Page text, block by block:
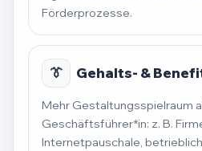
Förderprozesse.
👔 Gehalts- &
Mehr Gestaltungsspielraum
Geschäftsführer*in: z. B.
Internetpauschale,